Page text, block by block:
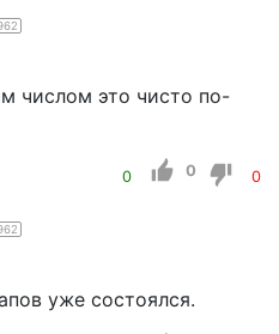
числом это чисто по-
0 0 0
уже состоялся.